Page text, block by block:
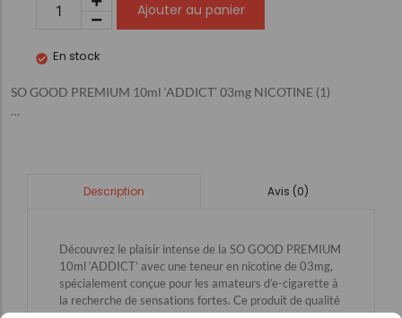
Ajouter au panier
En stock
SO GOOD PREMIUM 10ml ‘ADDICT’ 03mg NICOTINE (1)
…
Description Avis (0)
Découvrez le plaisir intense de la SO GOOD PREMIUM
10ml ‘ADDICT’ avec une teneur en nicotine de 03mg,
spécialement conçue pour les amateurs d’e-cigarette à
la recherche de sensations fortes. Ce produit de qualité